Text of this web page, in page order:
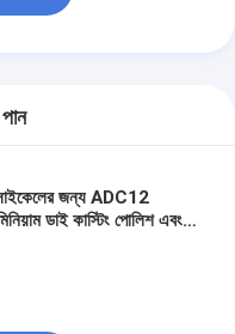
জন্য ADC12
ডাই কাস্টিং পোলিশ এবং